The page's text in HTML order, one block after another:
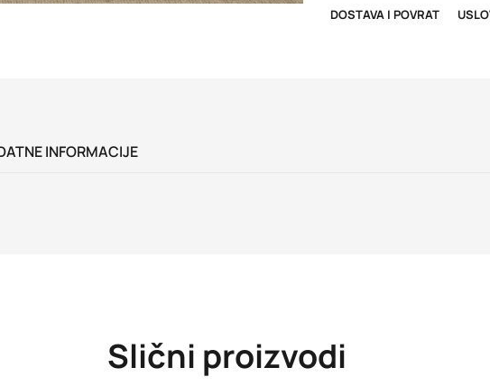
DOSTAVA I POVRAT
INFORMACIJE
Slični proizvodi